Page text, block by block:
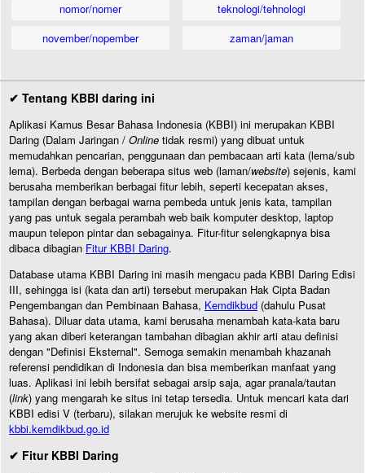
nomor/nomer
november/nopember
teknologi/tehnologi
zaman/jaman
✔ Tentang KBBI daring ini
Aplikasi Kamus Besar Bahasa Indonesia (KBBI) ini merupakan KBBI
Daring (Dalam Jaringan / Online tidak resmi) yang dibuat untuk
memudahkan pencarian, penggunaan dan pembacaan arti kata (lema/sub
lema). Berbeda dengan beberapa situs web (laman/website) sejenis, kami
berusaha memberikan berbagai fitur lebih, seperti kecepatan akses,
tampilan dengan berbagai warna pembeda untuk jenis kata, tampilan
yang pas untuk segala perambah web baik komputer desktop, laptop
maupun telepon pintar dan sebagainya. Fitur-fitur selengkapnya bisa
dibaca dibagian Fitur KBBI Daring.
Database utama KBBI Daring ini masih mengacu pada KBBI Daring Edisi
III, sehingga isi (kata dan arti) tersebut merupakan Hak Cipta Badan
Pengembangan dan Pembinaan Bahasa, Kemdikbud (dahulu Pusat
Bahasa). Diluar data utama, kami berusaha menambah kata-kata baru
yang akan diberi keterangan tambahan dibagian akhir arti atau definisi
dengan "Definisi Eksternal". Semoga semakin menambah khazanah
referensi pendidikan di Indonesia dan bisa memberikan manfaat yang
luas. Aplikasi ini lebih bersifat sebagai arsip saja, agar pranala/tautan
(link) yang mengarah ke situs ini tetap tersedia. Untuk mencari kata dari
KBBI edisi V (terbaru), silakan merujuk ke website resmi di
kbbi.kemdikbud.go.id
✔ Fitur KBBI Daring